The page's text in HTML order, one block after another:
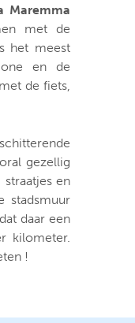
Maremma
met de
het meest
en de
de fiets,
gezellig
en
stadsmuur
daar een
kilometer.
!